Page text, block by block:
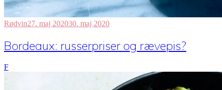
Rødvin27. maj 202030. maj 2020
Bordeaux: russerpriser og rævepis?
F